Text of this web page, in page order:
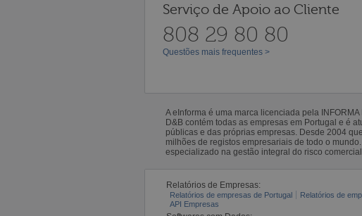
Serviço de Apoio ao Cliente
808 29 80 80
Questões mais frequentes >
A eInforma é uma marca licenciada pela
D&B contém todas as empresas em Portugal e é
públicas e das próprias empresas. Desde 2004
milhões de registos empresariais de todo o
especializado na gestão integral do risco comercial.
Relatórios de Empresas:
Relatórios de empresas de Portugal Relatórios de
API Empresas